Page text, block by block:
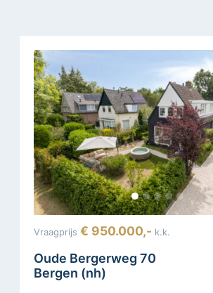
Vraagprijs € 950.000,- k.k.
Oude Bergerweg 70
Bergen (nh)